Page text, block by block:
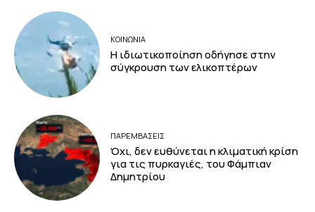
ΚΟΙΝΩΝΙΑ
Η ιδιωτικοποίηση οδήγησε στην
σύγκρουση των ελικοπτέρων
ΠΑΡΕΜΒΑΣΕΙΣ
Όχι, δεν ευθύνεται η κλιματική κρίση
για τις πυρκαγιές, του Φάμπιαν
Δημητρίου